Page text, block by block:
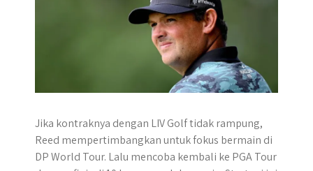
Jika kontraknya dengan LIV Golf tidak rampung,
Reed mempertimbangkan untuk fokus bermain di
DP World Tour. Lalu mencoba kembali ke PGA Tour